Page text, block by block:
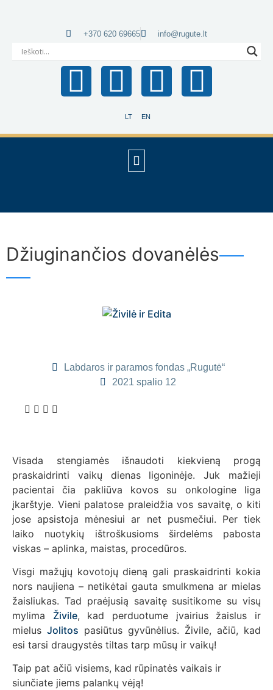
LT EN
+370 620 69665 info@rugute.lt
Džiuginančios dovanėlės
Labdaros ir paramos fondas „Rugutė“
2021 spalio 12
Visada stengiamės išnaudoti kiekvieną progą
praskaidrinti vaikų dienas ligoninėje. Juk mažieji
pacientai čia pakliūva kovos su onkologine liga
įkarštyje. Vieni palatose praleidžia vos savaitę, o kiti
jose apsistoja mėnesiui ar net pusmečiui. Per tiek
laiko nuotykių ištroškusioms širdelėms pabosta
viskas – aplinka, maistas, procedūros.
Visgi mažųjų kovotojų dieną gali praskaidrinti kokia
nors naujiena – netikėtai gauta smulkmena ar mielas
žaisliukas. Tad praėjusią savaitę susitikome su visų
mylima Živile, kad perduotume įvairius žaislus ir
mielus Jolitos pasiūtus gyvūnėlius. Živile, ačiū, kad
esi tarsi draugystės tiltas tarp mūsų ir vaikų!
Taip pat ačiū visiems, kad rūpinatės vaikais ir
siunčiate jiems palankų vėją!